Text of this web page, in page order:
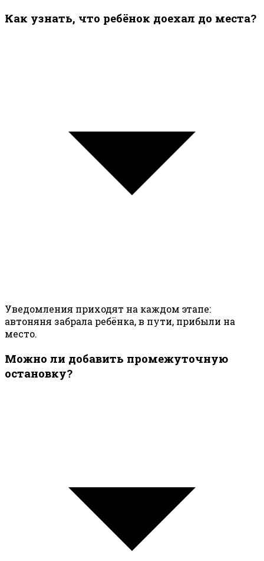
Как узнать, что ребёнок доехал до места?
Уведомления приходят на каждом этапе:
автоняня забрала ребёнка, в пути, прибыли на
место.
Можно ли добавить промежуточную
остановку?